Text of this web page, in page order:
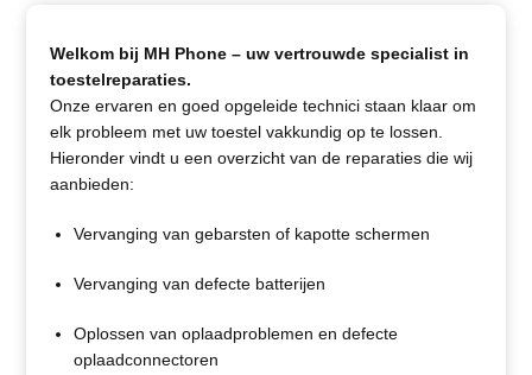
Welkom bij MH Phone – uw vertrouwde specialist in
toestelreparaties.
Onze ervaren en goed opgeleide technici staan klaar om
elk probleem met uw toestel vakkundig op te lossen.
Hieronder vindt u een overzicht van de reparaties die wij
aanbieden:
Vervanging van gebarsten of kapotte schermen
Vervanging van defecte batterijen
Oplossen van oplaadproblemen en defecte
oplaadconnectoren